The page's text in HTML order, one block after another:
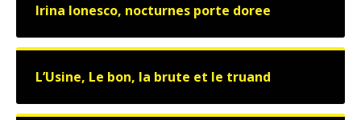
Irina Ionesco, nocturnes porte doree
L’Usine, Le bon, la brute et le truand